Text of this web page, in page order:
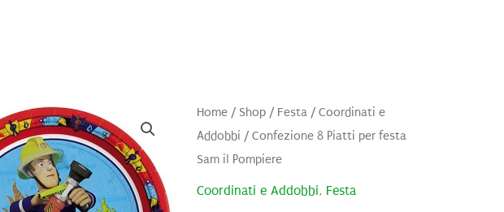
Home/ Shop/ Festa/ Coordinati e
Addobbi / Confezione 8 Piatti per festa
Sam il Pompiere
Coordinati e Addobbi, Festa